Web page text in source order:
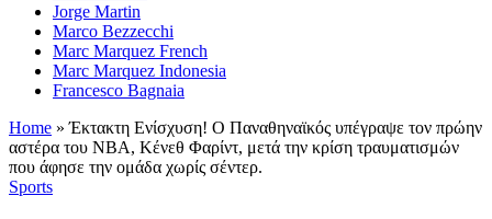
Jorge Martin
Marco Bezzecchi
Marc Marquez French
Marc Marquez Indonesia
Francesco Bagnaia
Home »Έκτακτη Ενίσχυση! Ο Παναθηναϊκός υπέγραψε τον πρώην
αστέρα του ΝΒΑ, Κένεθ Φαρίντ, μετά την κρίση τραυματισμών
που άφησε την ομάδα χωρίς σέντερ.
Sports